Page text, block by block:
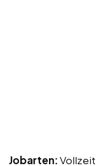
Jobarten:Vollzeit